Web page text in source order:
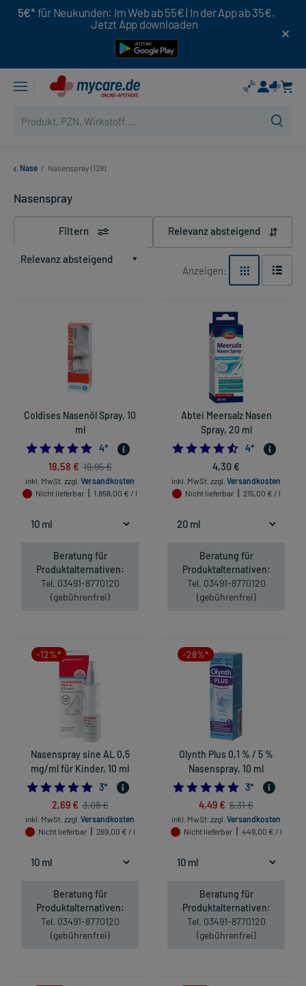
5€* für Neukunden: Im Web ab 55€ | In der App ab 35€.
Jetzt App downloaden
Nase / Nasenspray (128)
Nasenspray
Filtern Relevanz absteigend
Relevanz absteigend
Anzeigen:
Coldises Nasenöl Spray, 10
ml
5.0
4*
18,58 € 19,95 €
inkl. MwSt. zzgl. Versandkosten
Nicht lieferbar
1.858,00 € / l
Beratung für
Produktalternativen:
Tel. 03491-8770120
(gebührenfrei)
Abtei Meersalz Nasen
Spray, 20 ml
4.5
4*
4,30 €
inkl. MwSt. zzgl. Versandkosten
Nicht lieferbar
215,00 € / l
Beratung für
Produktalternativen:
Tel. 03491-8770120
(gebührenfrei)
-12%*
Nasenspray sine AL 0,5
mg/ml für Kinder, 10 ml
5.0
3*
2,69 € 3,08 €
inkl. MwSt. zzgl. Versandkosten
Nicht lieferbar
269,00 € / l
Beratung für
Produktalternativen:
Tel. 03491-8770120
(gebührenfrei)
-28%*
Olynth Plus 0,1 % / 5 %
Nasenspray, 10 ml
5.0
3*
4,49 € 6,31 €
inkl. MwSt. zzgl. Versandkosten
Nicht lieferbar
449,00 € / l
Beratung für
Produktalternativen:
Tel. 03491-8770120
(gebührenfrei)